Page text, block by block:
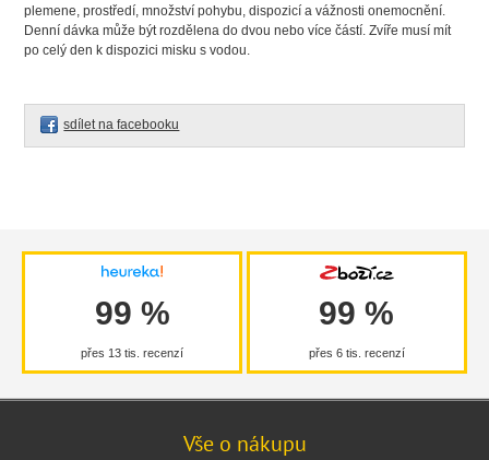
plemene, prostředí, množství pohybu, dispozicí a vážnosti onemocnění.
Denní dávka může být rozdělena do dvou nebo více částí. Zvíře musí mít
po celý den k dispozici misku s vodou.
sdílet na facebooku
99 %
přes 13 tis. recenzí
99 %
přes 6 tis. recenzí
Vše o nákupu